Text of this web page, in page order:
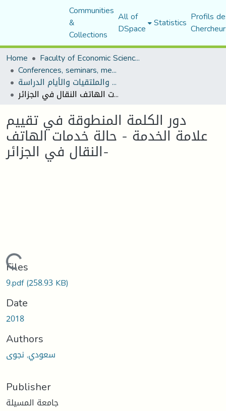
Communities
&
Collections
All of
DSpace Statistics Profils
Home
Faculty of Economic Sciences, Commerce and Management Sciences
Conferences, seminars, meetings, and study days
المؤتمرات والندوات والملتقيات والأيام الدراسة
دور الكلمة المنطوقة في تقييم علامة الخدمة - حالة خدمات الهاتف النقال في الجزائر-
دور الكلمة المنطوقة في تقييم
علامة الخدمة - حالة خدمات الهاتف
النقال في الجزائر-
Loading...
Files
9.pdf(258.93 KB)
Date
2018
Authors
سعودي, نجوى
Publisher
جامعة المسيلة